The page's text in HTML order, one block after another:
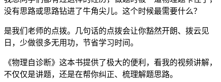
没有思路或思路钻进了牛角尖儿。这个时候最需要什么？
是我们老师的点拨。几句话的点拨会让你豁然开朗、拨云见
日，少做很多无用功，节省学习时间。
《物理自诊断》这本书提供了极大的便利，看我的视频讲解，
不仅仅是讲题，还是在帮你纠正、梳理解题思路。